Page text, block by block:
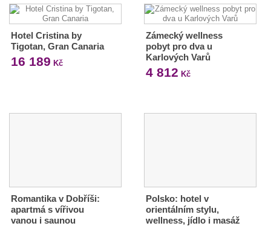
Hotel Cristina by
Tigotan, Gran Canaria
16 189 Kč
Zámecký wellness
pobyt pro dva u
Karlových Varů
4 812 Kč
Romantika v Dobříši:
apartmá s vířivou
vanou i saunou
Polsko: hotel v
orientálním stylu,
wellness, jídlo i masáž